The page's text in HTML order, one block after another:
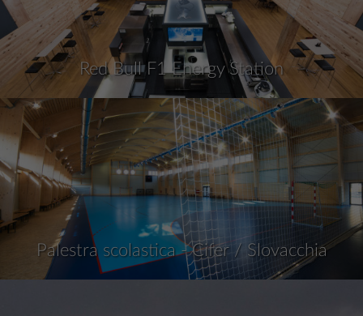
Red Bull F1 Energy Station
Palestra scolastica - Cifer / Slovacchia